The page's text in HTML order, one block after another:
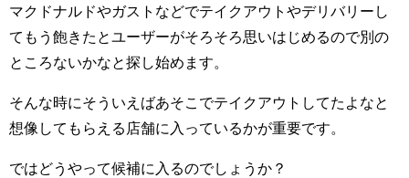
マクドナルドやガストなどでテイクアウトやデリバリーし
てもう飽きたとユーザーがそろそろ思いはじめるので別の
ところないかなと探し始めます。
そんな時にそういえばあそこでテイクアウトしてたよなと
想像してもらえる店舗に入っているかが重要です。
ではどうやって候補に入るのでしょうか？